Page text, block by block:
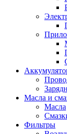
Масла и
Масла
Фильтры